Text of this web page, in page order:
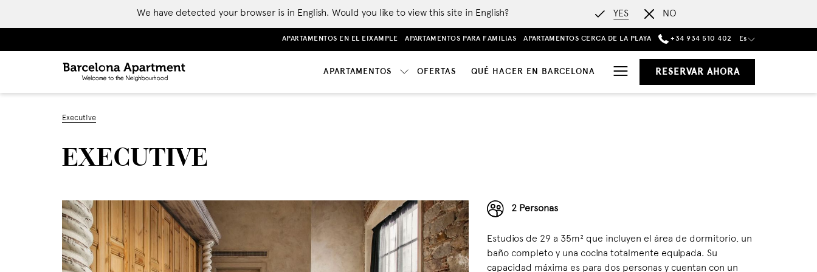
We have detected your browser is in English. Would you like to view this site in English? YES NO
APARTAMENTOS EN EL EIXAMPLE APARTAMENTOS PARA FAMILIAS APARTAMENTOS CERCA DE LA PLAYA +34 934 510 402 Es
APARTAMENTOS OFERTAS QUÉ HACER EN BARCELONA
Hamburger
Menu
RESERVAR AHORA
Executive
EXECUTIVE
2 Personas
Estudios de 29 a 35m² que incluyen el área de dormitorio, un
baño completo y una cocina totalmente equipada. Su
capacidad máxima es para dos personas y cuentan con un